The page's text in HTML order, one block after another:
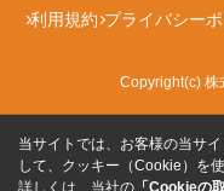
利用規約 プライバシー
Copyright(c) 株
当サイトでは、お客様の当サ
して、クッキー（Cookie）を
詳しくは、当社の 「Cookieの